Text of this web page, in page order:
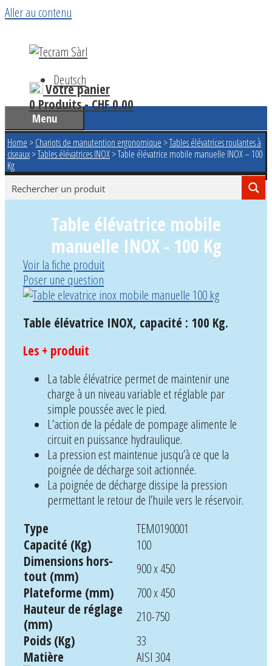
Aller au contenu
Deutsch
Votre panier
0 Produits -CHF0.00
Menu
Home >Chariots de manutention ergonomique >Tables élévatrices roulantes à
ciseaux>Tables élévatrices INOX>Table élévatrice mobile manuelle INOX – 100
Kg
Table élévatrice mobile
manuelle INOX - 100 Kg
Voir la fiche produit
Poser une question
Table élévatrice INOX, capacité : 100 Kg.
Les + produit
La table élévatrice permet de maintenir une
charge à un niveau variable et réglable par
simple poussée avec le pied.
L’action de la pédale de pompage alimente le
circuit en puissance hydraulique.
La pression est maintenue jusqu’à ce que la
poignée de décharge soit actionnée.
La poignée de décharge dissipe la pression
permettant le retour de l’huile vers le réservoir.
Type
TEM0190001
Capacité (Kg)
100
Dimensions hors-
tout (mm)
900 x 450
Plateforme (mm)
700 x 450
Hauteur de réglage
(mm)
210-750
Poids (Kg)
33
Matière
AISI 304